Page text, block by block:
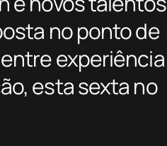
no ponto de
experiência
esta sexta no